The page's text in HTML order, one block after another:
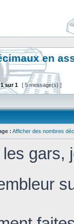
en
1sur1 [ 5 message(s) ]
: Afficher des nombres
gars,